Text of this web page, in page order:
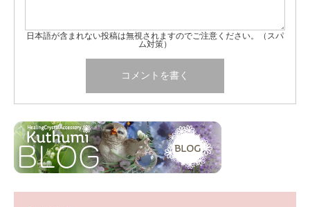
日本語が含まれない投稿は無視されますのでご注意ください。（スパ
ム対策）